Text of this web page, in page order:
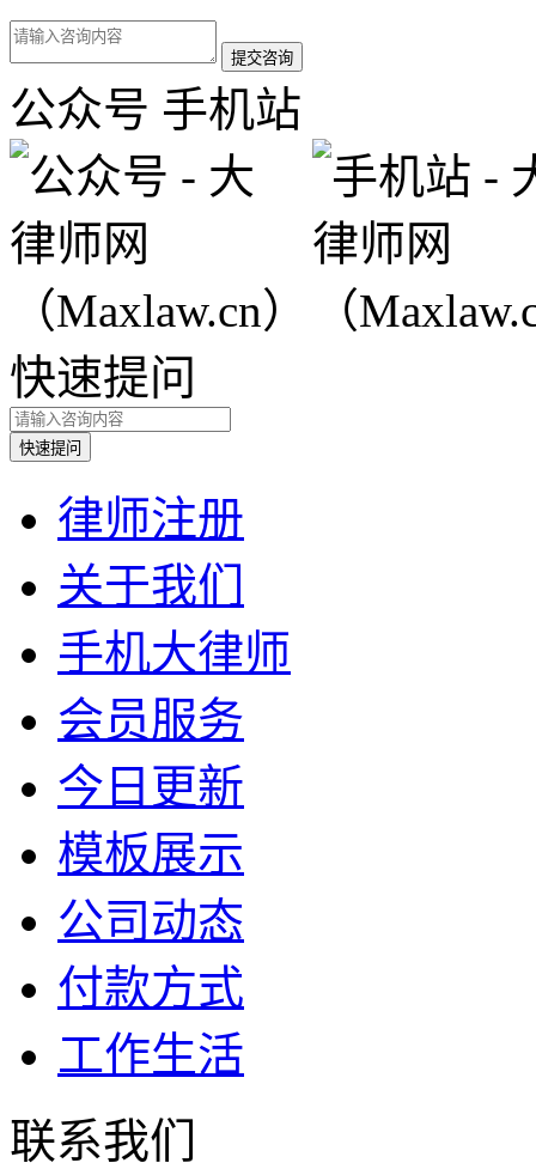
公众号 手机站
快速提问
律师注册
关于我们
手机大律师
会员服务
今日更新
模板展示
公司动态
付款方式
工作生活
联系我们